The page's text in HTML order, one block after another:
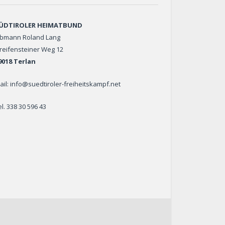
HEIMATBUND
Roland Lang
Weg 12
Terlan
info@suedtiroler-freiheitskampf.net
338 30 596 43